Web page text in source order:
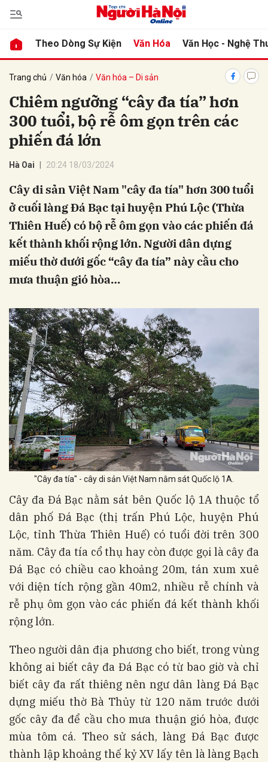
Theo Dòng Sự Kiện Văn Hóa Văn Học - Nghệ
Trang chủ Văn hóa Văn hóa – Di sản
Chiêm ngưỡng “cây đa tía” hơn
300 tuổi, bộ rễ ôm gọn trên các
phiến đá lớn
Hà Oai 20:24 18/03/2024
Cây di sản Việt Nam "cây đa tía" hơn 300 tuổi
ở cuối làng Đá Bạc tại huyện Phú Lộc (Thừa
Thiên Huế) có bộ rễ ôm gọn vào các phiến đá
kết thành khối rộng lớn. Người dân dựng
miếu thờ dưới gốc “cây đa tía” này cầu cho
mưa thuận gió hòa…
"Cây đa tía" - cây di sản Việt Nam nằm sát Quốc lộ 1A.
Cây đa Đá Bạc nằm sát bên Quốc lộ 1A thuộc tổ
dân phố Đá Bạc (thị trấn Phú Lộc, huyện Phú
Lộc, tỉnh Thừa Thiên Huế) có tuổi đời trên 300
năm. Cây đa tía cổ thụ hay còn được gọi là cây đa
Đá Bạc có chiều cao khoảng 20m, tán xum xuê
với diện tích rộng gần 40m2, nhiều rễ chính và
rễ phụ ôm gọn vào các phiến đá kết thành khối
rộng lớn.
Theo người dân địa phương cho biết, trong vùng
không ai biết cây đa Đá Bạc có từ bao giờ và chỉ
biết cây đa rất thiêng nên ngư dân làng Đá Bạc
dựng miếu thờ Bà Thủy từ 120 năm trước dưới
gốc cây đa để cầu cho mưa thuận gió hòa, được
mùa tôm cá. Theo sử sách, làng Đá Bạc được
thành lập khoảng thế kỷ XV lấy tên là làng Bạch
luận